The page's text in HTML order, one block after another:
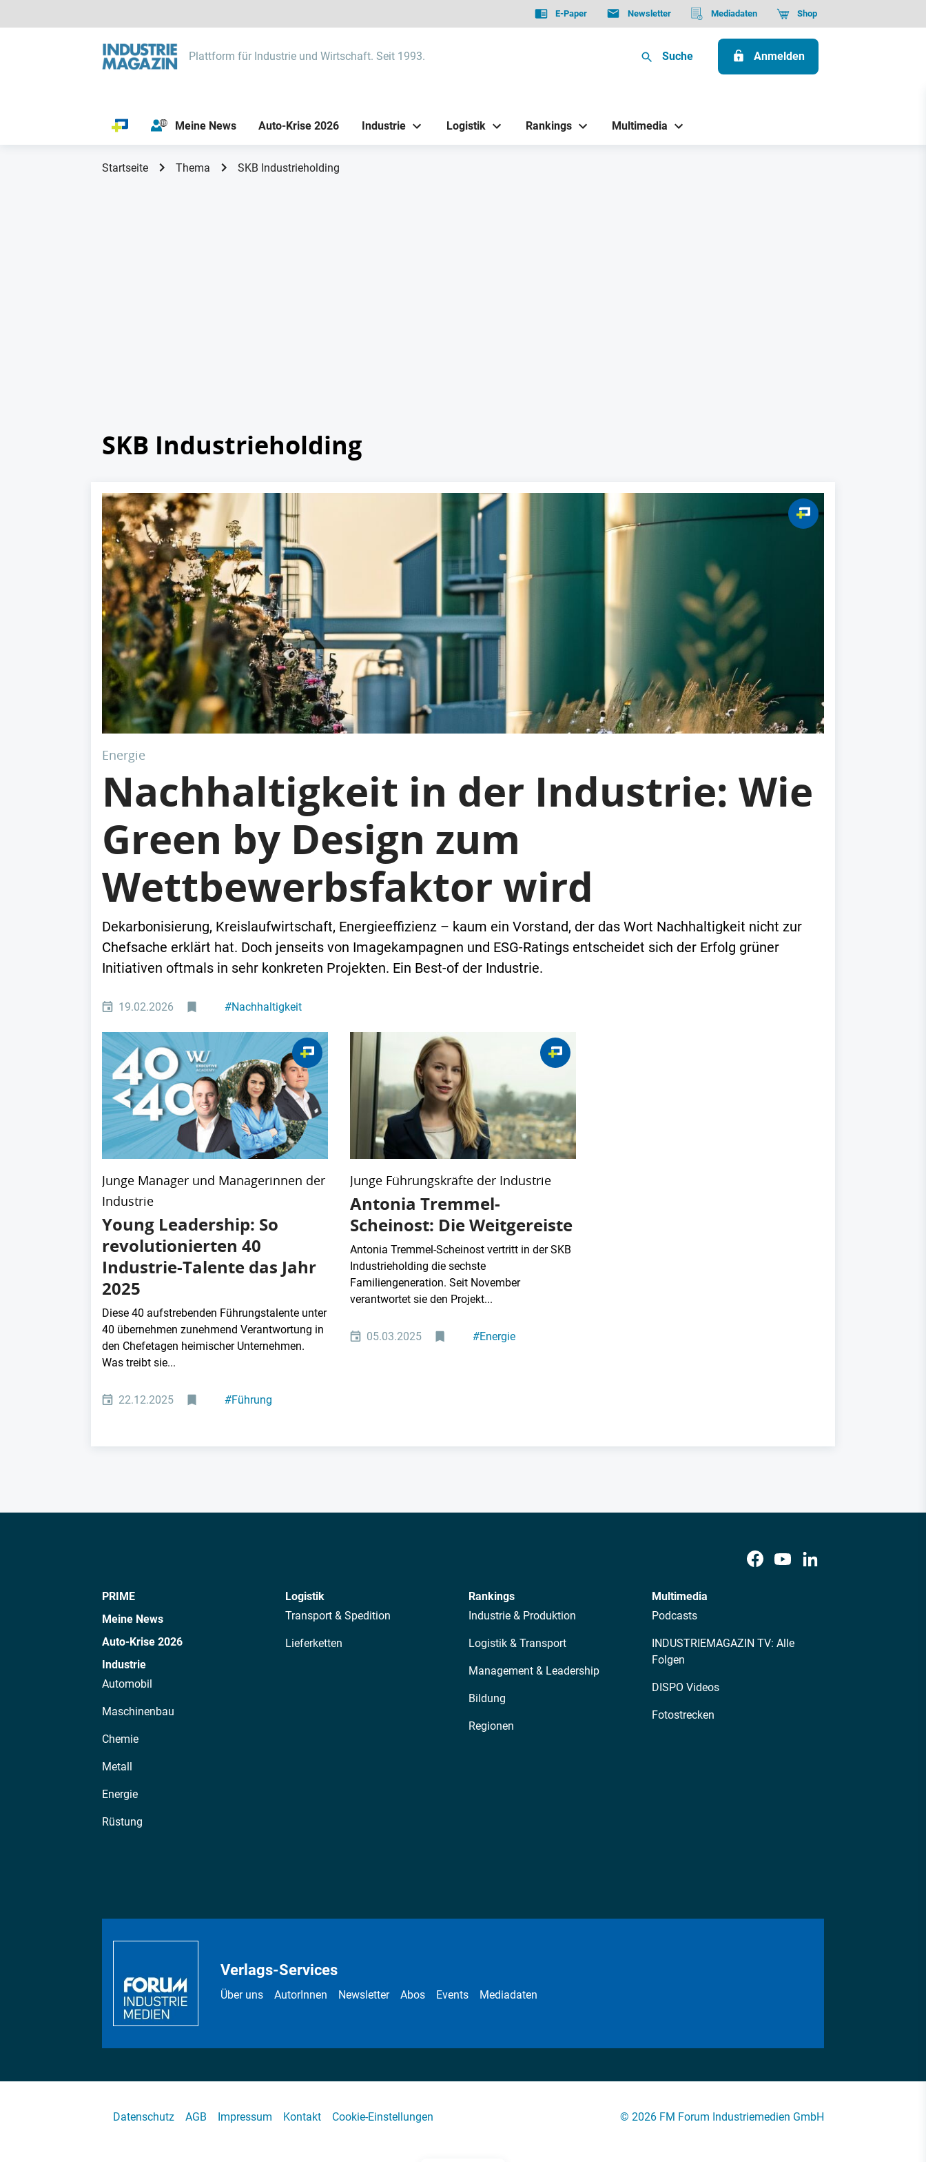
E-Paper Newsletter Mediadaten Shop
Plattform für Industrie und Wirtschaft. Seit 1993. Suche Anmelden
Meine News Auto-Krise 2026 Industrie Logistik Rankings Multimedia
Startseite Thema SKB Industrieholding
SKB Industrieholding
Energie
Nachhaltigkeit in der Industrie: Wie
Green by Design zum
Wettbewerbsfaktor wird
Dekarbonisierung, Kreislaufwirtschaft, Energieeffizienz – kaum ein Vorstand, der das Wort Nachhaltigkeit nicht zur
Chefsache erklärt hat. Doch jenseits von Imagekampagnen und ESG-Ratings entscheidet sich der Erfolg grüner
Initiativen oftmals in sehr konkreten Projekten. Ein Best-of der Industrie.
19.02.2026 #Nachhaltigkeit
Junge Manager und Managerinnen der
Industrie
Young Leadership: So
revolutionierten 40
Industrie-Talente das Jahr
2025
Diese 40 aufstrebenden Führungstalente unter
40 übernehmen zunehmend Verantwortung in
den Chefetagen heimischer Unternehmen.
Was treibt sie...
22.12.2025 #Führung
Junge Führungskräfte der Industrie
Antonia Tremmel-
Scheinost: Die Weitgereiste
Antonia Tremmel-Scheinost vertritt in der SKB
Industrieholding die sechste
Familiengeneration. Seit November
verantwortet sie den Projekt...
05.03.2025 #Energie
PRIME
Meine News
Auto-Krise 2026
Industrie
Automobil
Maschinenbau
Chemie
Metall
Energie
Rüstung
Logistik
Transport & Spedition
Lieferketten
Rankings
Industrie & Produktion
Logistik & Transport
Management & Leadership
Bildung
Regionen
Multimedia
Podcasts
INDUSTRIEMAGAZIN TV: Alle
Folgen
DISPO Videos
Fotostrecken
Verlags-Services
Über uns AutorInnen Newsletter Abos Events Mediadaten
Datenschutz AGB Impressum Kontakt Cookie-Einstellungen © 2026 FM Forum Industriemedien GmbH